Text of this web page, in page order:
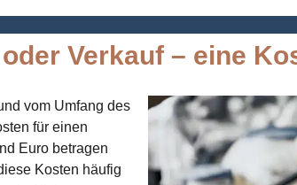
Verkauf – eine
vom Umfang des
für einen
Euro betragen
Kosten häufig